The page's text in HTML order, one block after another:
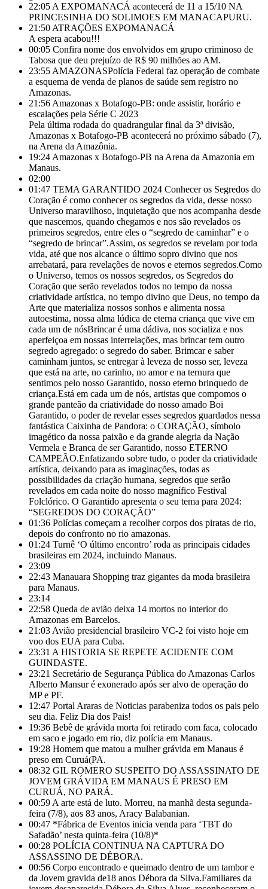
22:05 A EXPOMANACÁ acontecerá de 11 a 15/10 NA
PRINCESINHA DO SOLIMOES EM MANACAPURU.
21:50 ATRAÇÕES EXPOMANACÁ
A espera acabou!!!
00:05 Confira nome dos envolvidos em grupo criminoso de
Tabosa que deu prejuízo de R$ 90 milhões ao AM.
23:55 AMAZONASPolícia Federal faz operação de combate
a esquema de venda de planos de saúde sem registro no
Amazonas.
21:56 Amazonas x Botafogo-PB: onde assistir, horário e
escalações pela Série C 2023
Pela última rodada do quadrangular final da 3ª divisão,
Amazonas x Botafogo-PB acontecerá no próximo sábado (7),
na Arena da Amazônia.
19:24 Amazonas x Botafogo-PB na Arena da Amazonia em
Manaus.
02:00
01:47 TEMA GARANTIDO 2024 Conhecer os Segredos do
Coração é como conhecer os segredos da vida, desse nosso
Universo maravilhoso, inquietação que nos acompanha desde
que nascemos, quando chegamos e nos são revelados os
primeiros segredos, entre eles o “segredo de caminhar” e o
“segredo de brincar”.Assim, os segredos se revelam por toda
vida, até que nos alcance o último sopro divino que nos
arrebatará, para revelações de novos e eternos segredos.Como
o Universo, temos os nossos segredos, os Segredos do
Coração que serão revelados todos no tempo da nossa
criatividade artística, no tempo divino que Deus, no tempo da
Arte que materializa nossos sonhos e alimenta nossa
autoestima, nossa alma lúdica de eterna criança que vive em
cada um de nósBrincar é uma dádiva, nos socializa e nos
aperfeiçoa em nossas interrelações, mas brincar tem outro
segredo agregado: o segredo do saber. Brimcar e saber
caminham juntos, se entregar à leveza de nosso ser, leveza
que está na arte, no carinho, no amor e na ternura que
sentimos pelo nosso Garantido, nosso eterno brinquedo de
criança.Está em cada um de nós, artistas que compomos o
grande panteão da criatividade do nosso amado Boi
Garantido, o poder de revelar esses segredos guardados nessa
fantástica Caixinha de Pandora: o CORAÇÃO, símbolo
imagético da nossa paixão e da grande alegria da Nação
Vermela e Branca de ser Garantido, nosso ETERNO
CAMPEÃO.Enfatizando sobre tudo, o poder da criatividade
artística, deixando para as imaginações, todas as
possibilidades da criação humana, segredos que serão
revelados em cada noite do nosso magnífico Festival
Folclórico. O Garantido apresenta o seu tema para 2024:
“SEGREDOS DO CORAÇÃO”
01:36 Polícias começam a recolher corpos dos piratas de rio,
depois do confronto no rio amazonas.
01:24 Turnê ‘O último encontro’ roda as principais cidades
brasileiras em 2024, incluindo Manaus.
23:09
22:43 Manauara Shopping traz gigantes da moda brasileira
para Manaus.
23:14
22:58 Queda de avião deixa 14 mortos no interior do
Amazonas em Barcelos.
21:03 Avião presidencial brasileiro VC-2 foi visto hoje em
voo dos EUA para Cuba.
23:31 A HISTORIA SE REPETE ACIDENTE COM
GUINDASTE.
23:21 Secretário de Segurança Pública do Amazonas Carlos
Alberto Mansur é exonerado após ser alvo de operação do
MP e PF.
12:47 Portal Araras de Noticias parabeniza todos os pais pelo
seu dia. Feliz Dia dos Pais!
19:36 Bebê de grávida morta foi retirado com faca, colocado
em saco e jogado em rio, diz polícia em Manaus.
19:28 Homem que matou a mulher grávida em Manaus é
preso em Curuá(PA.
08:32 GIL ROMERO SUSPEITO DO ASSASSINATO DE
JOVEM GRÁVIDA EM MANAUS É PRESO EM
CURUÁ, NO PARÁ.
00:59 A arte está de luto. Morreu, na manhã desta segunda-
feira (7/8), aos 83 anos, Aracy Balabanian.
00:47 *Fábrica de Eventos inicia venda para ‘TBT do
Safadão’ nesta quinta-feira (10/8)*
00:28 POLÍCIA CONTINUA NA CAPTURA DO
ASSASSINO DE DÉBORA.
00:56 Corpo encontrado e queimado dentro de um tambor e
da Jovem gravida de18 anos Débora da Silva.Familiares da